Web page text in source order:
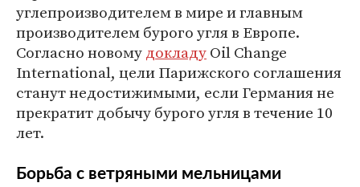
углепроизводителем в мире и главным
производителем бурого угля в Европе.
Согласно новомудокладуOil Change
International, цели Парижского соглашения
станут недостижимыми, если Германия не
прекратит добычу бурого угля в течение 10
лет.
Борьба с ветряными мельницами